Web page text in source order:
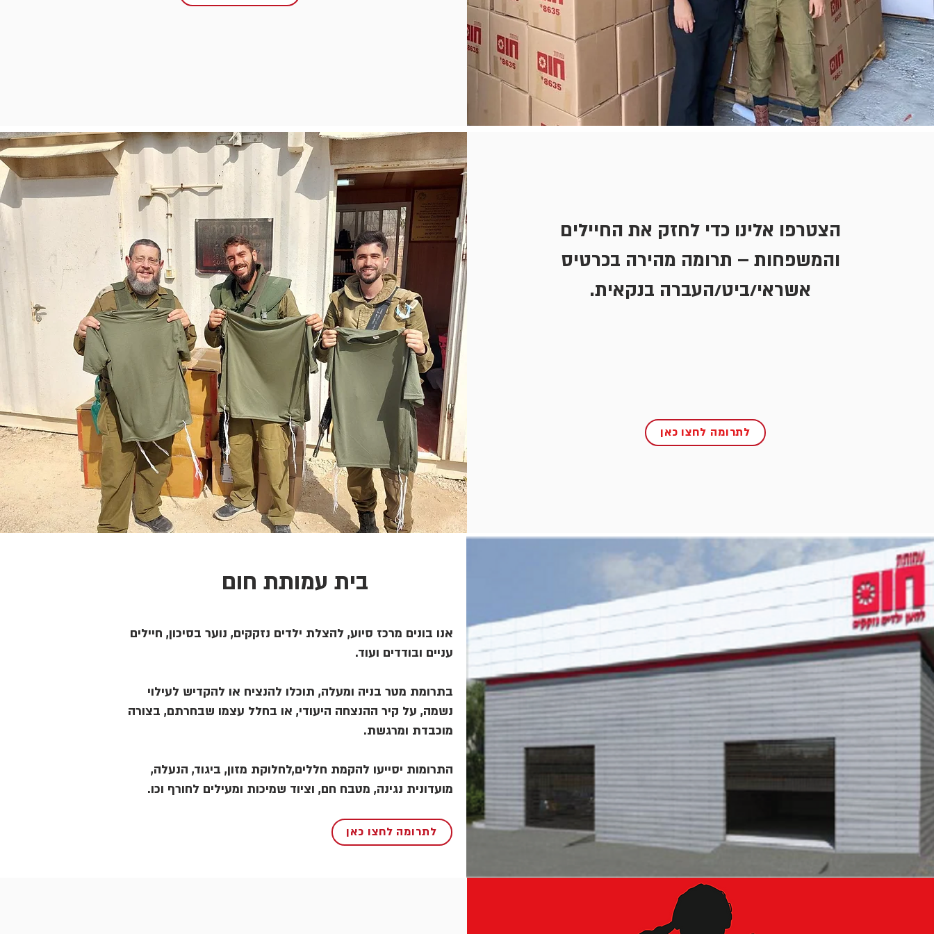
הצטרפו אלינו כדי לחזק את החיילים
והמשפחות – תרומה מהירה בכרטיס
אשראי/ביט/העברה בנקאית.
לתרומה לחצו כאן
בית עמותת חום
אנו בונים מרכז סיוע, להצלת ילדים נזקקים, נוער בסיכון, חיילים
עניים ובודדים ועוד.
בתרומת מטר בניה ומעלה, תוכלו להנציח או להקדיש לעילוי
נשמה, על קיר ההנצחה היעודי, או בחלל עצמו שבחרתם, בצורה
מוכבדת ומרגשת.
התרומות יסייעו להקמת חללים,לחלוקת מזון, ביגוד, הנעלה,
מועדונית נגינה, מטבח חם, וציוד שמיכות ומעילים לחורף וכו.
לתרומה לחצו כאן